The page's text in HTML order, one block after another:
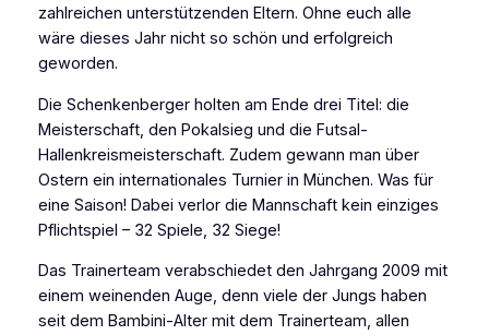
zahlreichen unterstützenden Eltern. Ohne euch alle
wäre dieses Jahr nicht so schön und erfolgreich
geworden.
Die Schenkenberger holten am Ende drei Titel: die
Meisterschaft, den Pokalsieg und die Futsal-
Hallenkreismeisterschaft. Zudem gewann man über
Ostern ein internationales Turnier in München. Was für
eine Saison! Dabei verlor die Mannschaft kein einziges
Pflichtspiel – 32 Spiele, 32 Siege!
Das Trainerteam verabschiedet den Jahrgang 2009 mit
einem weinenden Auge, denn viele der Jungs haben
seit dem Bambini-Alter mit dem Trainerteam, allen